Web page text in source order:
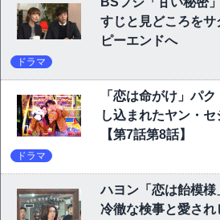
すじと見どころを
ピーエンドへ
ドラマ
「恋は命がけ」パ
し込まれたヤン・
【第7話第8話】
ドラマ
ハヨン「恋は飴模様
冷徹な検事と愛さ